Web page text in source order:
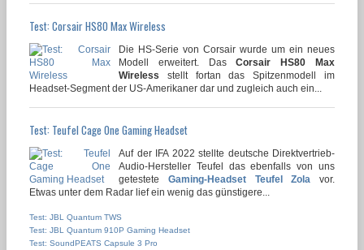
Test: Corsair HS80 Max Wireless
Die HS-Serie von Corsair wurde um ein neues
Modell erweitert. DasCorsair HS80 Max
Wireless stellt fortan das Spitzenmodell im
Headset-Segment der US-Amerikaner dar und zugleich auch ein...
Test: Teufel Cage One Gaming Headset
Auf der IFA 2022 stellte deutsche Direktvertrieb-
Audio-Hersteller Teufel das ebenfalls von uns
getestete Gaming-Headset Teufel Zola vor.
Etwas unter dem Radar lief ein wenig das günstigere...
Test: JBL Quantum TWS
Test: JBL Quantum 910P Gaming Headset
Test: SoundPEATS Capsule 3 Pro